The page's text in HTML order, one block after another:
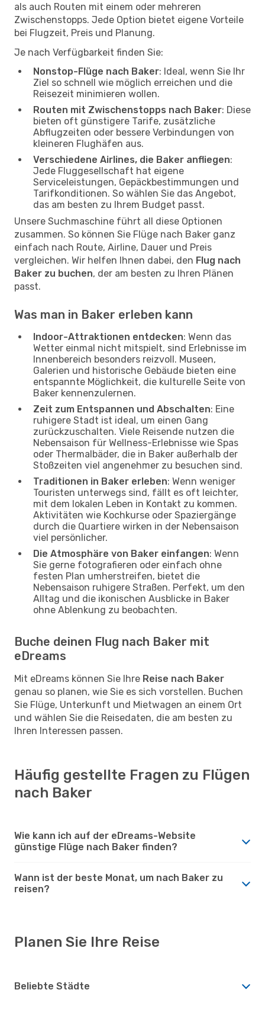
als auch Routen mit einem oder mehreren
Zwischenstopps. Jede Option bietet eigene Vorteile
bei Flugzeit, Preis und Planung.
Je nach Verfügbarkeit finden Sie:
Nonstop-Flüge nach Baker: Ideal, wenn Sie Ihr
Ziel so schnell wie möglich erreichen und die
Reisezeit minimieren wollen.
Routen mit Zwischenstopps nach Baker: Diese
bieten oft günstigere Tarife, zusätzliche
Abflugzeiten oder bessere Verbindungen von
kleineren Flughäfen aus.
Verschiedene Airlines, die Baker anfliegen:
Jede Fluggesellschaft hat eigene
Serviceleistungen, Gepäckbestimmungen und
Tarifkonditionen. So wählen Sie das Angebot,
das am besten zu Ihrem Budget passt.
Unsere Suchmaschine führt all diese Optionen
zusammen. So können Sie Flüge nach Baker ganz
einfach nach Route, Airline, Dauer und Preis
vergleichen. Wir helfen Ihnen dabei, den Flug nach
Baker zu buchen, der am besten zu Ihren Plänen
passt.
Was man in Baker erleben kann
Indoor-Attraktionen entdecken: Wenn das
Wetter einmal nicht mitspielt, sind Erlebnisse im
Innenbereich besonders reizvoll. Museen,
Galerien und historische Gebäude bieten eine
entspannte Möglichkeit, die kulturelle Seite von
Baker kennenzulernen.
Zeit zum Entspannen und Abschalten: Eine
ruhigere Stadt ist ideal, um einen Gang
zurückzuschalten. Viele Reisende nutzen die
Nebensaison für Wellness-Erlebnisse wie Spas
oder Thermalbäder, die in Baker außerhalb der
Stoßzeiten viel angenehmer zu besuchen sind.
Traditionen in Baker erleben: Wenn weniger
Touristen unterwegs sind, fällt es oft leichter,
mit dem lokalen Leben in Kontakt zu kommen.
Aktivitäten wie Kochkurse oder Spaziergänge
durch die Quartiere wirken in der Nebensaison
viel persönlicher.
Die Atmosphäre von Baker einfangen: Wenn
Sie gerne fotografieren oder einfach ohne
festen Plan umherstreifen, bietet die
Nebensaison ruhigere Straßen. Perfekt, um den
Alltag und die ikonischen Ausblicke in Baker
ohne Ablenkung zu beobachten.
Buche deinen Flug nach Baker mit
eDreams
Mit eDreams können Sie Ihre Reise nach Baker
genau so planen, wie Sie es sich vorstellen. Buchen
Sie Flüge, Unterkunft und Mietwagen an einem Ort
und wählen Sie die Reisedaten, die am besten zu
Ihren Interessen passen.
Häufig gestellte Fragen zu Flügen
nach Baker
Wie kann ich auf der eDreams-Website
günstige Flüge nach Baker finden?
Wann ist der beste Monat, um nach Baker zu
reisen?
Planen Sie Ihre Reise
Beliebte Städte